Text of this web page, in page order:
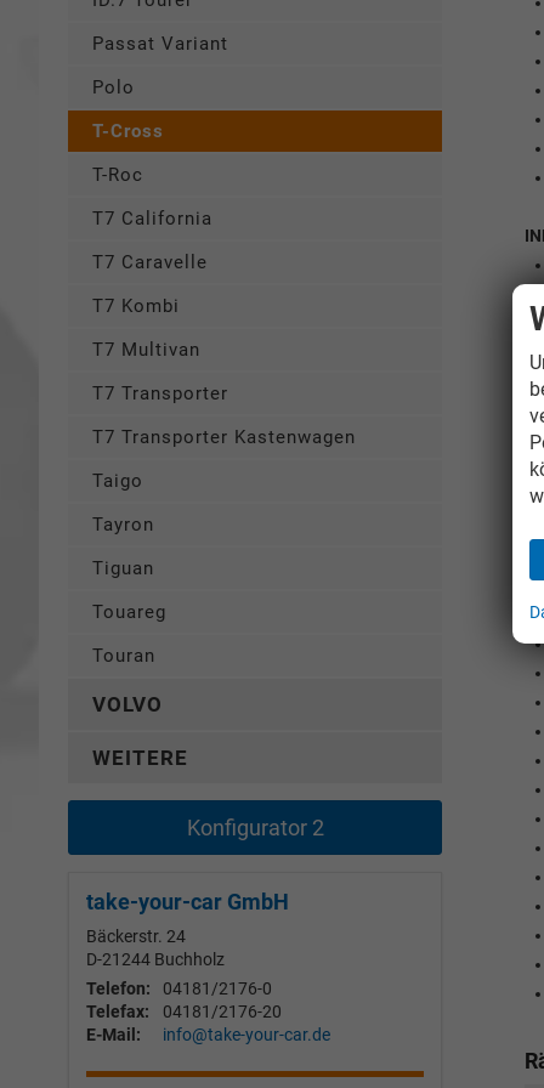
Passat Variant
Polo
T-Cross
T-Roc
T7 California
T7 Caravelle
T7 Kombi
T7 Multivan
T7 Transporter
T7 Transporter Kastenwagen
Taigo
Tayron
Tiguan
Touareg
Touran
VOLVO
WEITERE
Konfigurator 2
take-your-car GmbH
Bäckerstr. 24
D-21244 Buchholz
Telefon:
04181/2176-0
Telefax:
04181/2176-20
E-Mail:
info@take-your-car.de